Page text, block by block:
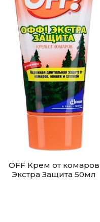
OFF Крем от комаров
Экстра Защита 50мл